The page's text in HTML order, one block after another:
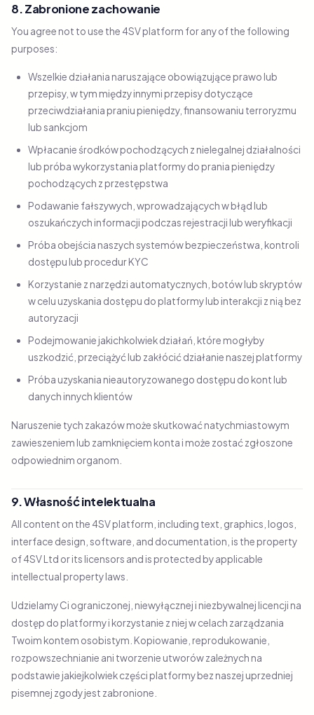
8. Zabronione zachowanie
You agree not to use the 4SV platform for any of the following
purposes:
Wszelkie działania naruszające obowiązujące prawo lub
przepisy, w tym między innymi przepisy dotyczące
przeciwdziałania praniu pieniędzy, finansowaniu terroryzmu
lub sankcjom
Wpłacanie środków pochodzących z nielegalnej działalności
lub próba wykorzystania platformy do prania pieniędzy
pochodzących z przestępstwa
Podawanie fałszywych, wprowadzających w błąd lub
oszukańczych informacji podczas rejestracji lub weryfikacji
Próba obejścia naszych systemów bezpieczeństwa, kontroli
dostępu lub procedur KYC
Korzystanie z narzędzi automatycznych, botów lub skryptów
w celu uzyskania dostępu do platformy lub interakcji z nią bez
autoryzacji
Podejmowanie jakichkolwiek działań, które mogłyby
uszkodzić, przeciążyć lub zakłócić działanie naszej platformy
Próba uzyskania nieautoryzowanego dostępu do kont lub
danych innych klientów
Naruszenie tych zakazów może skutkować natychmiastowym
zawieszeniem lub zamknięciem konta i może zostać zgłoszone
odpowiednim organom.
9. Własność intelektualna
All content on the 4SV platform, including text, graphics, logos,
interface design, software, and documentation, is the property
of 4SV Ltd or its licensors and is protected by applicable
intellectual property laws.
Udzielamy Ci ograniczonej, niewyłącznej i niezbywalnej licencji na
dostęp do platformy i korzystanie z niej w celach zarządzania
Twoim kontem osobistym. Kopiowanie, reprodukowanie,
rozpowszechnianie ani tworzenie utworów zależnych na
podstawie jakiejkolwiek części platformy bez naszej uprzedniej
pisemnej zgody jest zabronione.